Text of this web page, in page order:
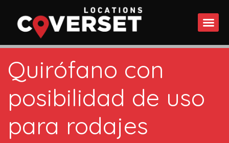
Quirófano con
posibilidad de uso
para rodajes